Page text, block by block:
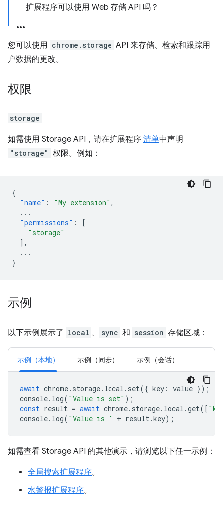
扩展程序可以使用 Web 存储 API 吗？
您可以使用 chrome.storage API 来存储、检索和跟踪用
户数据的更改。
权限
storage
如需使用 Storage API，请在扩展程序 清单中声明
"storage" 权限。例如：
{
"name" : "My extension" ,
...
"permissions" :
[
"storage"
],
...
}
示例
以下示例展示了 local 、 sync 和 session 存储区域：
示例（本地） 示例（同步） 示例（会话）
await chrome. storage. local . set({ key : value });
console. log( "Value is set" );
const result = await chrome. storage. local .get([
console. log( "Value is " + result.key);
如需查看 Storage API 的其他演示，请浏览以下任一示例：
全局搜索扩展程序。
水警报扩展程序。